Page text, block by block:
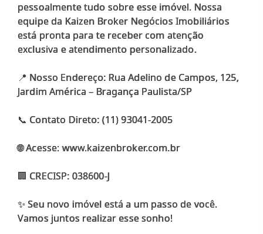
pessoalmente tudo sobre esse imóvel. Nossa
equipe da Kaizen Broker Negócios Imobiliários
está pronta para te receber com atenção
exclusiva e atendimento personalizado.
📍 Nosso Endereço: Rua Adelino de Campos, 125,
Jardim América – Bragança Paulista/SP
📞 Contato Direto: (11) 93041-2005
🌐 Acesse: www.kaizenbroker.com.br
🏢 CRECISP: 038600-J
✨ Seu novo imóvel está a um passo de você.
Vamos juntos realizar esse sonho!